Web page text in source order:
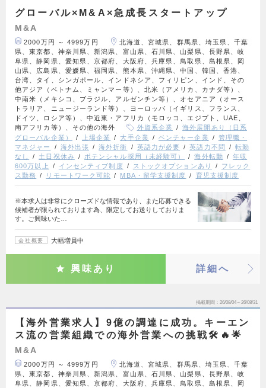
グローバル×M&A×急成長スタートアップ
M&A
2000万円 ～ 4999万円
北海道、宮城県、群馬県、埼玉県、千葉
県、東京都、神奈川県、新潟県、富山県、石川県、山梨県、長野県、岐
阜県、静岡県、愛知県、京都府、大阪府、兵庫県、鳥取県、島根県、岡
山県、広島県、愛媛県、福岡県、熊本県、沖縄県、中国、韓国、香港、
台湾、タイ、シンガポール、インドネシア、フィリピン、インド、その
他アジア（ベトナム、ミャンマー等）、北米（アメリカ、カナダ等）、
中南米（メキシコ、ブラジル、アルゼンチン等）、オセアニア（オース
トラリア、ニュージーランド等）、ヨーロッパ（イギリス、フランス、
ドイツ、ロシア等）、中近東・アフリカ（モロッコ、エジプト、UAE、
南アフリカ等）、その他の海外
外資系企業
海外展開あり（日系
グローバル企業）
上場企業 大手企業 ベンチャー企業
管理職・
マネジャー
海外出張 海外折衝 英語力が必要 英語力不問
転勤
なし
土日祝休み ポテンシャル採用（未経験可） 海外転勤
年収
600万以上
インセンティブ制度 ストックオプションあり
フレック
ス勤務
リモートワーク可能 MBA・留学支援制度 育児支援制度
※本求人は非常にクローズドな情報であり、また応募できる
候補者が限られております為、限定してお送りしておりま
す。ご興味いた…
会社概要 大幅増員中
興味あり 詳細へ
掲載期間 26/08/04～26/08/31
【海外営業求人】9億の調達に成功。キーエン
ス流の営業組織での海外営業への挑戦🛠️🔥🌟
M&A
2000万円 ～ 4999万円
北海道、宮城県、群馬県、埼玉県、千葉
県、東京都、神奈川県、新潟県、富山県、石川県、山梨県、長野県、岐
阜県、静岡県、愛知県、京都府、大阪府、兵庫県、鳥取県、島根県、岡